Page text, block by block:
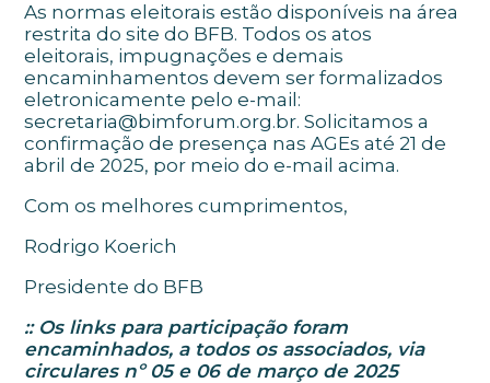
As normas eleitorais estão disponíveis na área
restrita do site do BFB. Todos os atos
eleitorais, impugnações e demais
encaminhamentos devem ser formalizados
eletronicamente pelo e-mail:
secretaria@bimforum.org.br. Solicitamos a
confirmação de presença nas AGEs até 21 de
abril de 2025, por meio do e-mail acima.
Com os melhores cumprimentos,
Rodrigo Koerich
Presidente do BFB
:: Os links para participação foram
encaminhados, a todos os associados, via
circulares nº 05 e 06 de março de 2025